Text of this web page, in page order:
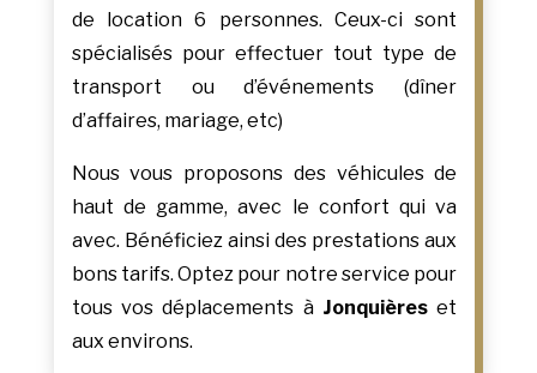
de location 6 personnes. Ceux-ci sont
spécialisés pour effectuer tout type de
transport ou d’événements (dîner
d’affaires, mariage, etc)
Nous vous proposons des véhicules de
haut de gamme, avec le confort qui va
avec. Bénéficiez ainsi des prestations aux
bons tarifs. Optez pour notre service pour
tous vos déplacements à Jonquièreset
aux environs.